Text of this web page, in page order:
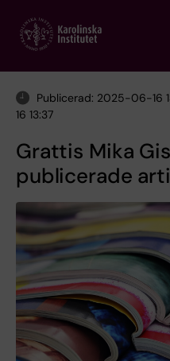
main
Publicerad: 2025-06-16
16 13:37
Grattis Mika
publicerade